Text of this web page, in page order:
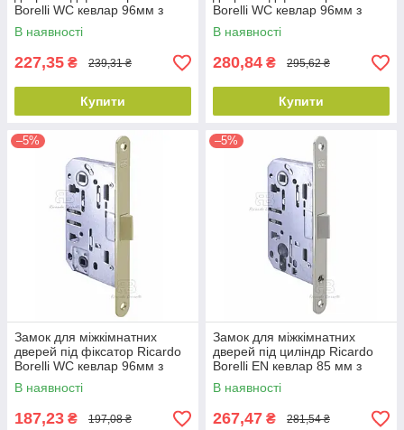
Borelli WC кевлар 96мм з
відповідною планкою MW
матовий білий
В наявності
227,35 ₴ 239,31 ₴
Купити
Borelli WC кевлар 96мм з
відповідною планкою MG
матовий графіт
В наявності
280,84 ₴ 295,62 ₴
Купити
–5%
Замок для міжкімнатних
дверей під фіксатор Ricardo
Borelli WC кевлар 96мм з
відповідною планкою SG
матова латунь
В наявності
187,23 ₴ 197,08 ₴
–5%
Замок для міжкімнатних
дверей під циліндр Ricardo
Borelli EN кевлар 85 мм з
відповідною планкою SN
матовий нікель
В наявності
267,47 ₴ 281,54 ₴